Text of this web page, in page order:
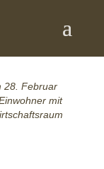
28. Februar
mit